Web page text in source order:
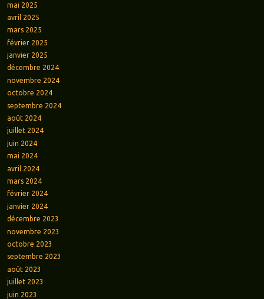
mai 2025
avril 2025
mars 2025
février 2025
janvier 2025
décembre 2024
novembre 2024
octobre 2024
septembre 2024
août 2024
juillet 2024
juin 2024
mai 2024
avril 2024
mars 2024
février 2024
janvier 2024
décembre 2023
novembre 2023
octobre 2023
septembre 2023
août 2023
juillet 2023
juin 2023